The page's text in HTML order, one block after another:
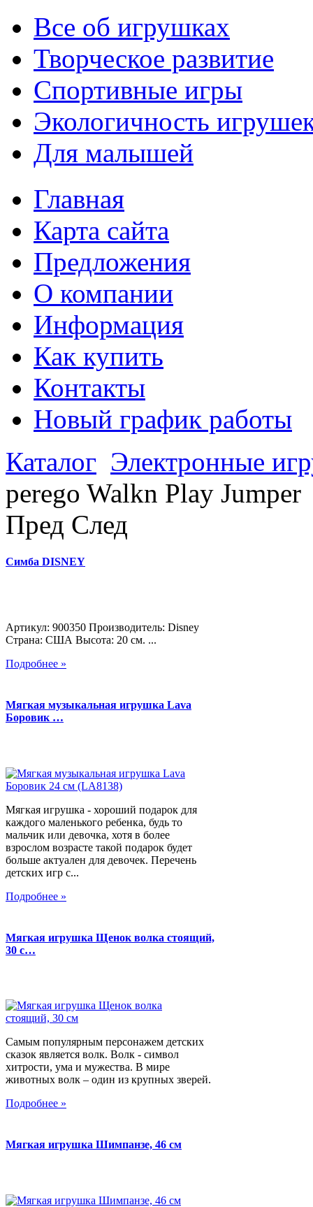
Все об игрушках
Творческое развитие
Спортивные игры
Экологичность
Для малышей
Главная
Карта сайта
Предложения
О компании
Информация
Как купить
Контакты
Новый график работы
Каталог Электронные
perego Walkn Play Jumper
Пред След
Симба DISNEY
Артикул: 900350 Производитель: Disney
Страна: США Высота: 20 см. ...
Подробнее »
Мягкая музыкальная игрушка Lava
Боровик …
Мягкая игрушка - хороший подарок для
каждого маленького ребенка, будь то
мальчик или девочка, хотя в более
взрослом возрасте такой подарок будет
больше актуален для девочек. Перечень
детских игр с...
Подробнее »
Мягкая игрушка Щенок волка стоящий,
30 с…
Самым популярным персонажем детских
сказок является волк. Волк - символ
хитрости, ума и мужества. В мире
животных волк – один из крупных зверей.
Подробнее »
Мягкая игрушка Шимпанзе, 46 см